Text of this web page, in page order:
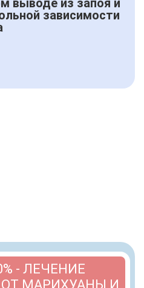
выводе из запоя и
зависимости
- ЛЕЧЕНИЕ
МАРИХУАНЫ И